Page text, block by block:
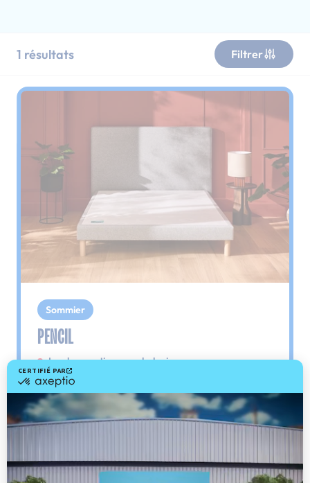
1 résultats Filtrer
Sommier
PENCIL
Le plus : soutien morphologique
Grâce à ses 3 zones de confort, le sommier
Pencil vous assure tout son soutien. Avec les
épaules, le dos et le bassin qui reposent sur ses
lattes, vous évitez les douleurs au petit matin.
501,00 €